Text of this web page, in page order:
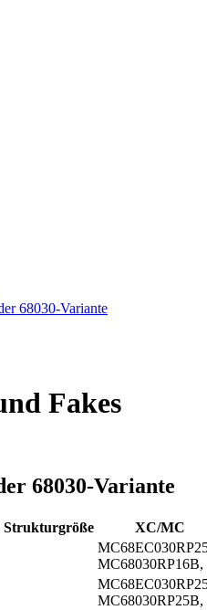
68030-Variante
Fakes
68030-Variante
Strukturgröße
XC/MC
MC68030RP16B,
MC68030RP25B,